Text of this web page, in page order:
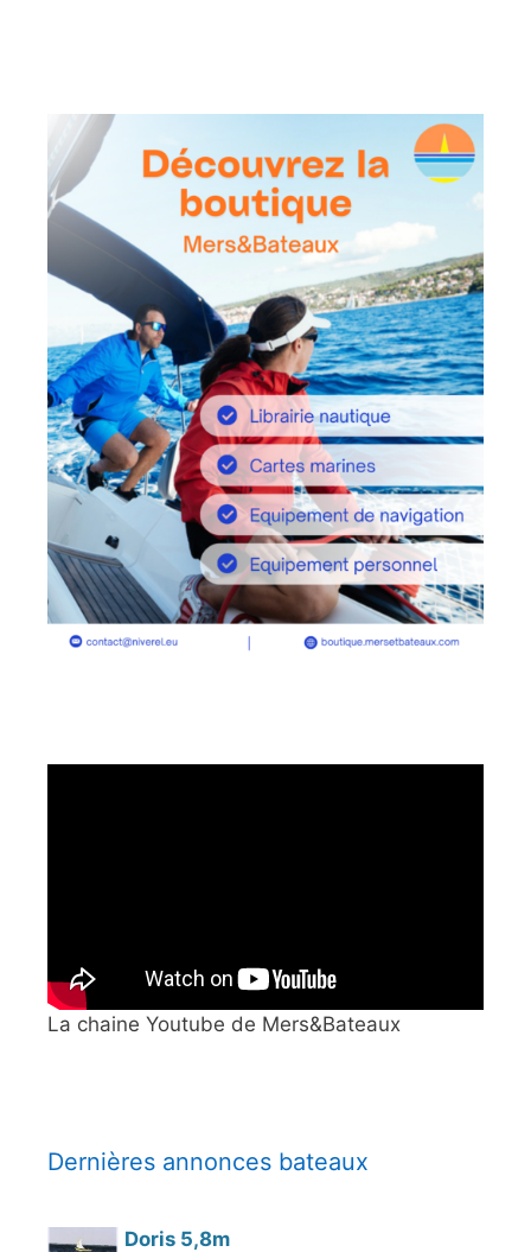
La chaine Youtube de Mers&Bateaux
Dernières annonces bateaux
Doris 5,8m